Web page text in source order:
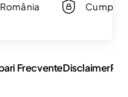
FrecventeDisclaimer